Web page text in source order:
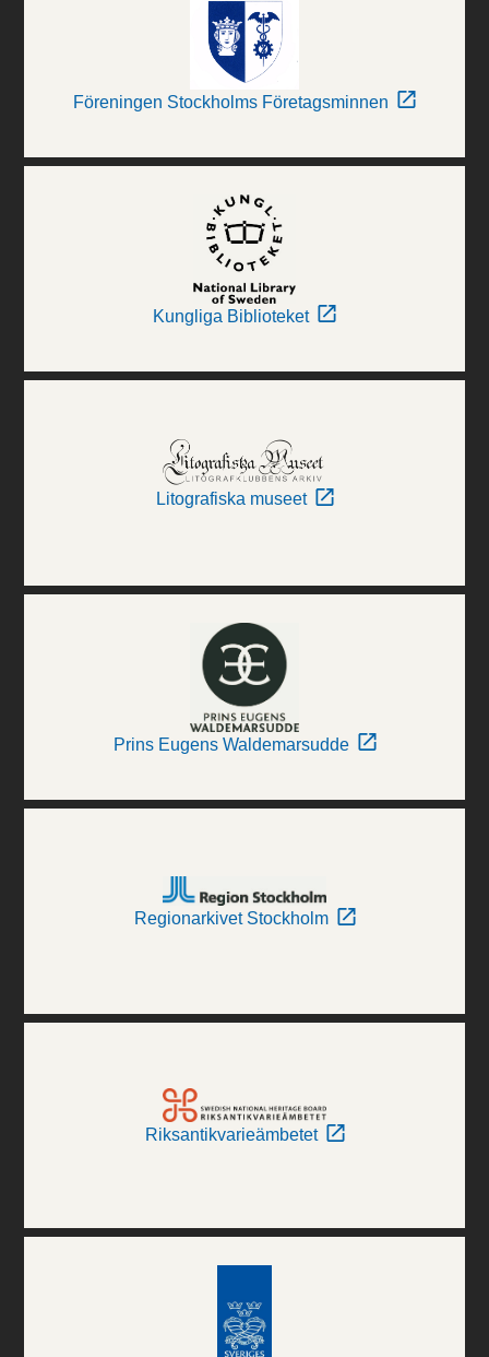
Föreningen Stockholms Företagsminnen
Kungliga Biblioteket
Litografiska museet
Prins Eugens Waldemarsudde
Regionarkivet Stockholm
Riksantikvarieämbetet